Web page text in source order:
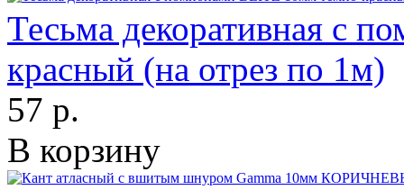
Тесьма декоративная с
красный (на отрез по 1м)
57 р.
В корзину